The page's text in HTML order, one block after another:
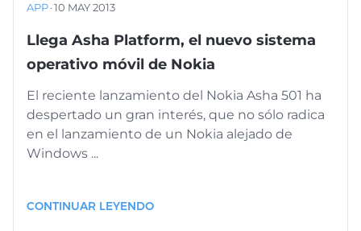
APP·10 MAY 2013
Llega Asha Platform, el nuevo sistema
operativo móvil de Nokia
El reciente lanzamiento del Nokia Asha 501 ha
despertado un gran interés, que no sólo radica
en el lanzamiento de un Nokia alejado de
Windows ...
CONTINUAR LEYENDO